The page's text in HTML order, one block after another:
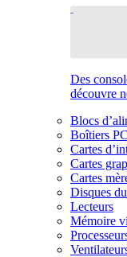
Des
découvre
Blocs
Boîtiers
Cartes
Cartes
Cartes
Disques
Lecteurs
Mémoire